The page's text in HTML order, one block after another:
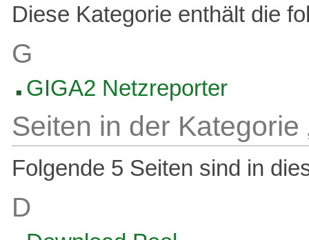
Diese Kategorie enthält die
G
GIGA2 Netzreporter
Seiten in der Kategorie
Folgende 5 Seiten sind in
D